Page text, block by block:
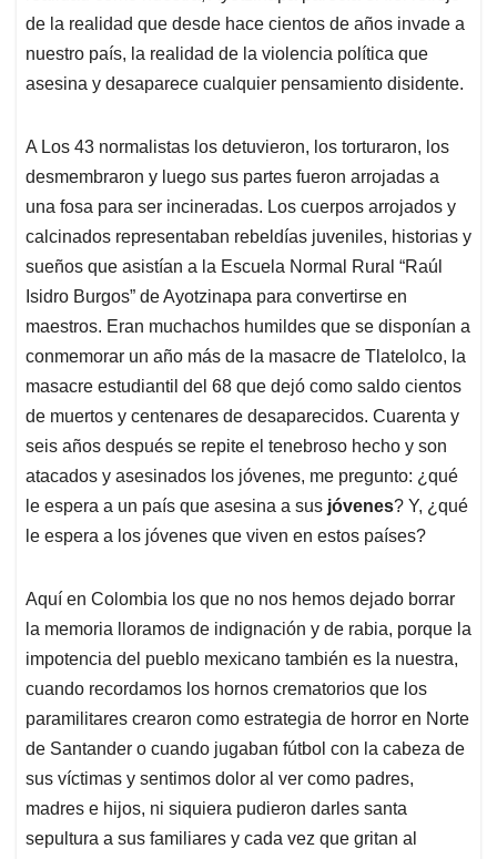
de la realidad que desde hace cientos de años invade a
nuestro país, la realidad de la violencia política que
asesina y desaparece cualquier pensamiento disidente.
A Los 43 normalistas los detuvieron, los torturaron, los
desmembraron y luego sus partes fueron arrojadas a
una fosa para ser incineradas. Los cuerpos arrojados y
calcinados representaban rebeldías juveniles, historias y
sueños que asistían a la Escuela Normal Rural “Raúl
Isidro Burgos” de Ayotzinapa para convertirse en
maestros. Eran muchachos humildes que se disponían a
conmemorar un año más de la masacre de Tlatelolco, la
masacre estudiantil del 68 que dejó como saldo cientos
de muertos y centenares de desaparecidos. Cuarenta y
seis años después se repite el tenebroso hecho y son
atacados y asesinados los jóvenes, me pregunto: ¿qué
le espera a un país que asesina a sus jóvenes? Y, ¿qué
le espera a los jóvenes que viven en estos países?
Aquí en Colombia los que no nos hemos dejado borrar
la memoria lloramos de indignación y de rabia, porque la
impotencia del pueblo mexicano también es la nuestra,
cuando recordamos los hornos crematorios que los
paramilitares crearon como estrategia de horror en Norte
de Santander o cuando jugaban fútbol con la cabeza de
sus víctimas y sentimos dolor al ver como padres,
madres e hijos, ni siquiera pudieron darles santa
sepultura a sus familiares y cada vez que gritan al